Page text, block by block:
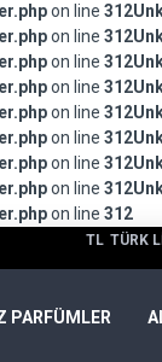
on line 312
on line 312
on line 312
on line 312
on line 312
on line 312
on line 312
on line 312
on line 312
TL TÜRK
PARFÜMLER